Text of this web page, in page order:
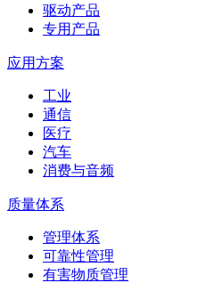
驱动产品
专用产品
应用方案
工业
通信
医疗
汽车
消费与音频
质量体系
管理体系
可靠性管理
有害物质管理